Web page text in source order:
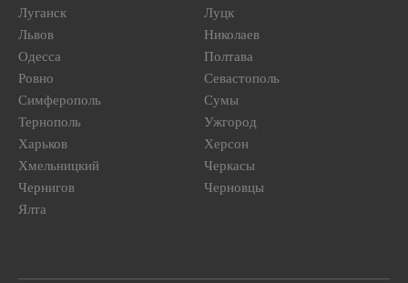
Луганск
Луцк
Львов
Николаев
Одесса
Полтава
Ровно
Севастополь
Симферополь
Сумы
Тернополь
Ужгород
Харьков
Херсон
Хмельницкий
Черкасы
Чернигов
Черновцы
Ялта